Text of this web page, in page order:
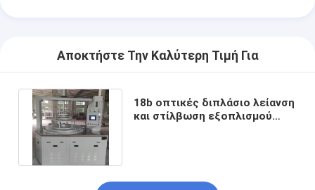
Αποκτήστε Την Καλύτερη Τιμή Για
18b οπτικές διπλάσιο λείανση
και στίλβωση εξοπλισμού